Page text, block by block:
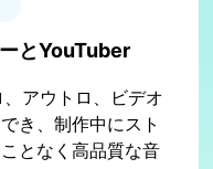
とYouTuber
アウトロ、ビデオ
き、制作中にスト
となく高品質な音